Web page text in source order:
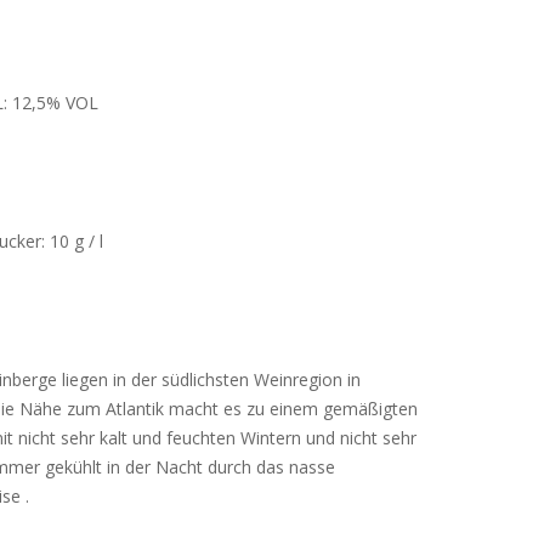
12,5% VOL
10 g / l
liegen in der südlichsten Weinregion in
Nähe zum Atlantik macht es zu einem gemäßigten
nicht sehr kalt und feuchten Wintern und nicht sehr
gekühlt in der Nacht durch das nasse
.